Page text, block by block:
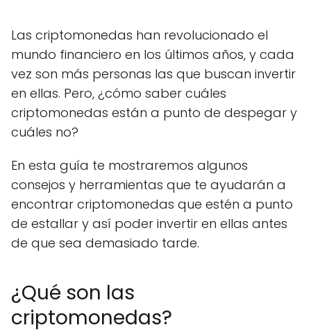
Las criptomonedas han revolucionado el
mundo financiero en los últimos años, y cada
vez son más personas las que buscan invertir
en ellas. Pero, ¿cómo saber cuáles
criptomonedas están a punto de despegar y
cuáles no?
En esta guía te mostraremos algunos
consejos y herramientas que te ayudarán a
encontrar criptomonedas que estén a punto
de estallar y así poder invertir en ellas antes
de que sea demasiado tarde.
¿Qué son las
criptomonedas?